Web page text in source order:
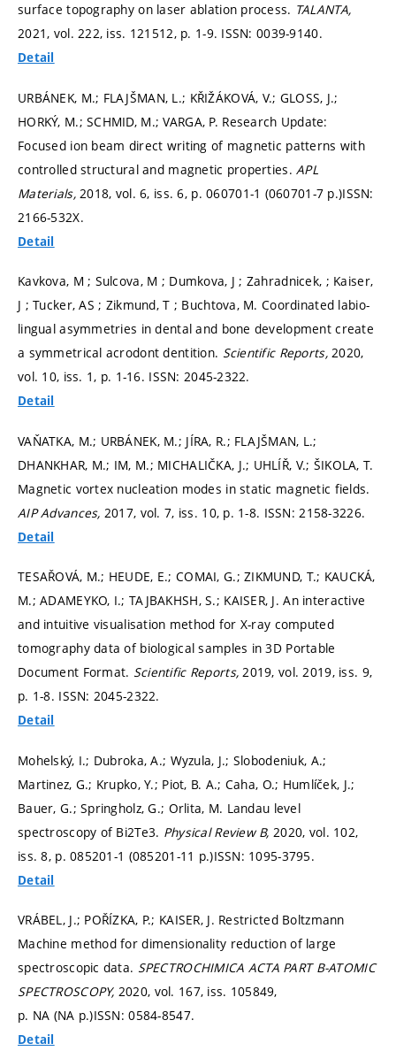
surface topography on laser ablation process. TALANTA,
2021, vol. 222, iss. 121512, p. 1-9. ISSN: 0039-9140.
Detail
URBÁNEK, M.; FLAJŠMAN, L.; KŘIŽÁKOVÁ, V.; GLOSS, J.;
HORKÝ, M.; SCHMID, M.; VARGA, P. Research Update:
Focused ion beam direct writing of magnetic patterns with
controlled structural and magnetic properties.APL
Materials, 2018, vol. 6, iss. 6, p. 060701-1 (060701-7 p.)ISSN:
2166-532X.
Detail
Kavkova, M ; Sulcova, M ; Dumkova, J ; Zahradnicek, ; Kaiser,
J ; Tucker, AS ; Zikmund, T ; Buchtova, M. Coordinated labio-
lingual asymmetries in dental and bone development create
a symmetrical acrodont dentition. Scientific Reports,2020,
vol. 10, iss. 1, p. 1-16. ISSN: 2045-2322.
Detail
VAŇATKA, M.; URBÁNEK, M.; JÍRA, R.; FLAJŠMAN, L.;
DHANKHAR, M.; IM, M.; MICHALIČKA, J.; UHLÍŘ, V.; ŠIKOLA, T.
Magnetic vortex nucleation modes in static magnetic fields.
AIP Advances, 2017, vol. 7, iss. 10, p. 1-8. ISSN: 2158-3226.
Detail
TESAŘOVÁ, M.; HEUDE, E.; COMAI, G.; ZIKMUND, T.; KAUCKÁ,
M.; ADAMEYKO, I.; TAJBAKHSH, S.; KAISER, J. An interactive
and intuitive visualisation method for X-ray computed
tomography data of biological samples in 3D Portable
Document Format. Scientific Reports,2019, vol. 2019, iss. 9,
p. 1-8. ISSN: 2045-2322.
Detail
Mohelský, I.; Dubroka, A.; Wyzula, J.; Slobodeniuk, A.;
Martinez, G.; Krupko, Y.; Piot, B. A.; Caha, O.; Humlíček, J.;
Bauer, G.; Springholz, G.; Orlita, M. Landau level
spectroscopy of Bi2Te3. Physical Review B, 2020, vol. 102,
iss. 8, p. 085201-1 (085201-11 p.)ISSN: 1095-3795.
Detail
VRÁBEL, J.; POŘÍZKA, P.; KAISER, J. Restricted Boltzmann
Machine method for dimensionality reduction of large
spectroscopic data. SPECTROCHIMICA ACTA PART B-ATOMIC
SPECTROSCOPY, 2020, vol. 167, iss. 105849,
p. NA (NA p.)ISSN: 0584-8547.
Detail